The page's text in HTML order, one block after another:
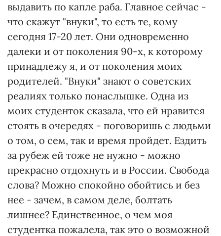
выдавить по капле раба. Главное сейчас -
что скажут "внуки", то есть те, кому
сегодня 17-20 лет. Они одновременно
далеки и от поколения 90-х, к которому
принадлежу я, и от поколения моих
родителей. "Внуки" знают о советских
реалиях только понаслышке. Одна из
моих студенток сказала, что ей нравится
стоять в очередях - поговоришь с людьми
о том, о сем, так и время пройдет. Ездить
за рубеж ей тоже не нужно - можно
прекрасно отдохнуть и в России. Свобода
слова? Можно спокойно обойтись и без
нее - зачем, в самом деле, болтать
лишнее? Единственное, о чем моя
студентка пожалела, так это о возможной